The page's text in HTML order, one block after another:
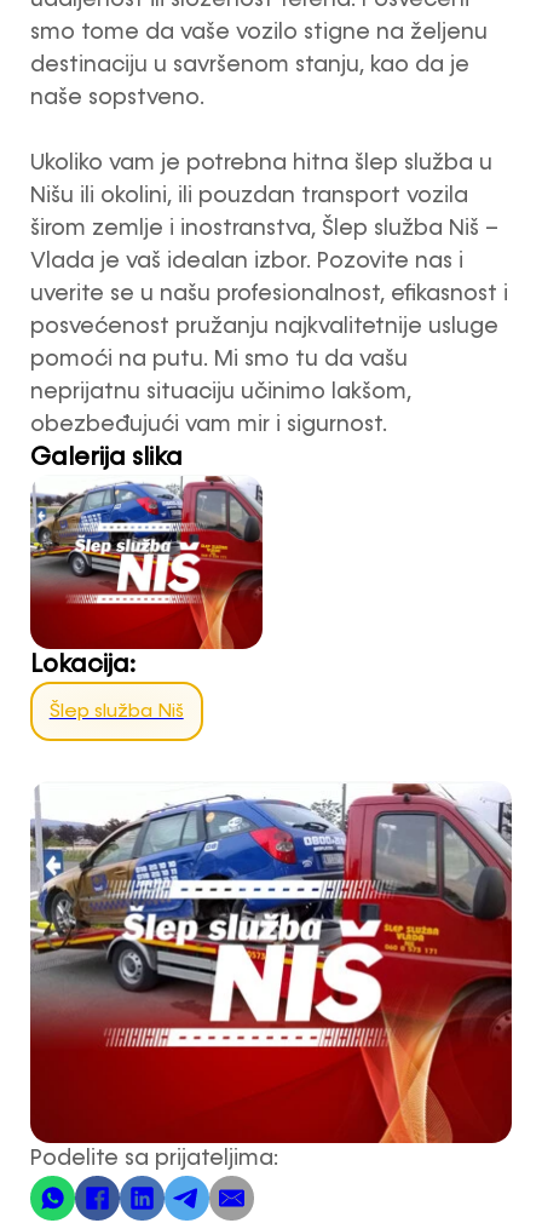
smo tome da vaše vozilo stigne na željenu
destinaciju u savršenom stanju, kao da je
naše sopstveno.
Ukoliko vam je potrebna hitna šlep služba u
Nišu ili okolini, ili pouzdan transport vozila
širom zemlje i inostranstva, Šlep služba Niš –
Vlada je vaš idealan izbor. Pozovite nas i
uverite se u našu profesionalnost, efikasnost i
posvećenost pružanju najkvalitetnije usluge
pomoći na putu. Mi smo tu da vašu
neprijatnu situaciju učinimo lakšom,
obezbeđujući vam mir i sigurnost.
Galerija slika
Lokacija:
Šlep služba Niš
Podelite sa prijateljima: